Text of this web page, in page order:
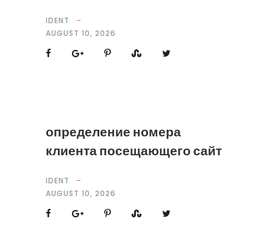
IDENT
AUGUST 10, 2026
определение номера
клиента посещающего сайт
IDENT
AUGUST 10, 2026